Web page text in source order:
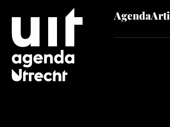
Skip to main content Agenda